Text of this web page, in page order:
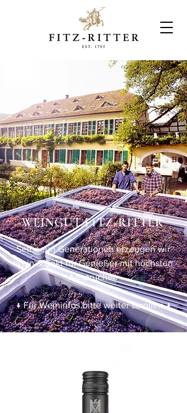
WEINGUT FITZ-RITTER
Seit neun Generationen erzeugen wir
Wein & Sekt für Genießer mit höchsten
Ansprüchen
↓ Für Weininfos bitte weiter scrollen ↓